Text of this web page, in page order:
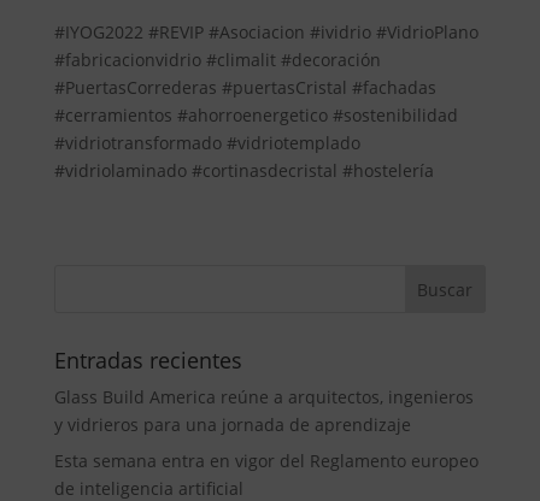
#IYOG2022 #REVIP #Asociacion #ividrio #VidrioPlano
#fabricacionvidrio #climalit #decoración
#PuertasCorrederas #puertasCristal #fachadas
#cerramientos #ahorroenergetico #sostenibilidad
#vidriotransformado #vidriotemplado
#vidriolaminado #cortinasdecristal #hostelería
Entradas recientes
Glass Build America reúne a arquitectos, ingenieros
y vidrieros para una jornada de aprendizaje
Esta semana entra en vigor del Reglamento europeo
de inteligencia artificial